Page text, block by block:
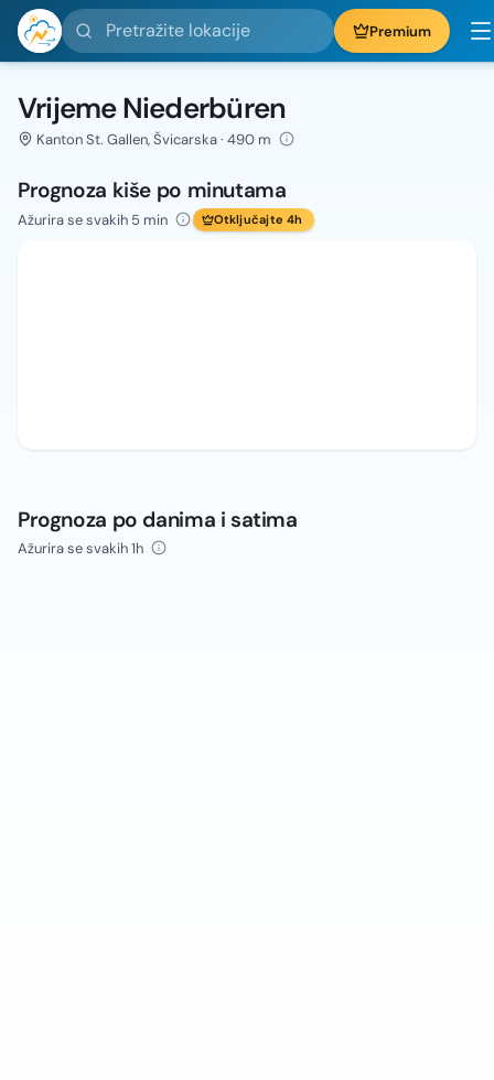
Pretražite lokacije Premium
Vrijeme Niederbüren
Kanton St. Gallen, Švicarska · 490 m
Prognoza kiše po minutama
Ažurira se svakih 5 min Otključajte 4h
Prognoza po danima i satima
Ažurira se svakih 1h